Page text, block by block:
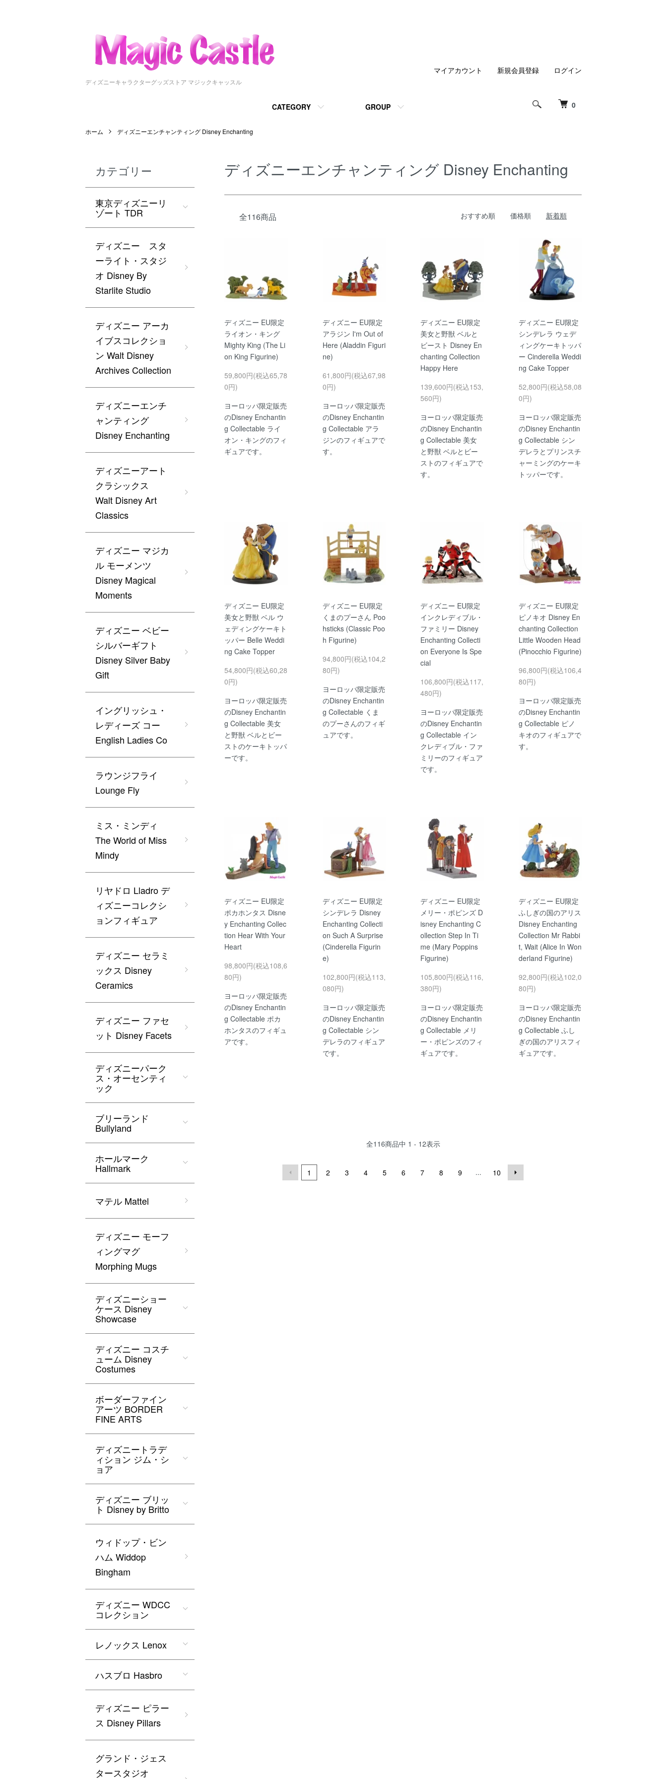
ディズニーキャラクターグッズストア マジックキャッスル
0
CATEGORY GROUP
マイアカウント 新規会員登録 ログイン
ホーム ディズニーエンチャンティング Disney Enchanting
ディズニーエンチャンティング Disney Enchanting
全116商品 おすすめ順 価格順 新着順
ディズニー EU限定
ライオン・キング
Mighty King (The Li
on King Figurine)
59,800円(税込65,78
0円)
ヨーロッパ限定販売
のDisney Enchantin
g Collectable ライ
オン・キングのフィ
ギュアです。
ディズニー EU限定
アラジン I'm Out of
Here (Aladdin Figuri
ne)
61,800円(税込67,98
0円)
ヨーロッパ限定販売
のDisney Enchantin
g Collectable アラ
ジンのフィギュアで
す。
ディズニー EU限定
美女と野獣 ベルと
ビースト Disney En
chanting Collection
Happy Here
139,600円(税込153,
560円)
ヨーロッパ限定販売
のDisney Enchantin
g Collectable 美女
と野獣 ベルとビー
ストのフィギュアで
す。
ディズニー EU限定
シンデレラ ウェデ
ィングケーキトッパ
ー Cinderella Weddi
ng Cake Topper
52,800円(税込58,08
0円)
ヨーロッパ限定販売
のDisney Enchantin
g Collectable シン
デレラとプリンスチ
ャーミングのケーキ
トッパーです。
ディズニー EU限定
美女と野獣 ベル ウ
ェディングケーキト
ッパー Belle Weddi
ng Cake Topper
54,800円(税込60,28
0円)
ヨーロッパ限定販売
のDisney Enchantin
g Collectable 美女
と野獣 ベルとビー
ストのケーキトッパ
ーです。
ディズニー EU限定
くまのプーさん Poo
hsticks (Classic Poo
h Figurine)
94,800円(税込104,2
80円)
ヨーロッパ限定販売
のDisney Enchantin
g Collectable くま
のプーさんのフィギ
ュアです。
ディズニー EU限定
インクレディブル・
ファミリー Disney
Enchanting Collecti
on Everyone Is Spe
cial
106,800円(税込117,
480円)
ヨーロッパ限定販売
のDisney Enchantin
g Collectable イン
クレディブル・ファ
ミリーのフィギュア
です。
ディズニー EU限定
ピノキオ Disney En
chanting Collection
Little Wooden Head
(Pinocchio Figurine)
96,800円(税込106,4
80円)
ヨーロッパ限定販売
のDisney Enchantin
g Collectable ピノ
キオのフィギュアで
す。
ディズニー EU限定
ポカホンタス Disne
y Enchanting Collec
tion Hear With Your
Heart
98,800円(税込108,6
80円)
ヨーロッパ限定販売
のDisney Enchantin
g Collectable ポカ
ホンタスのフィギュ
アです。
ディズニー EU限定
シンデレラ Disney
Enchanting Collecti
on Such A Surprise
(Cinderella Figurin
e)
102,800円(税込113,
080円)
ヨーロッパ限定販売
のDisney Enchantin
g Collectable シン
デレラのフィギュア
です。
ディズニー EU限定
メリー・ポピンズ D
isney Enchanting C
ollection Step In Ti
me (Mary Poppins
Figurine)
105,800円(税込116,
380円)
ヨーロッパ限定販売
のDisney Enchantin
g Collectable メリ
ー・ポピンズのフィ
ギュアです。
ディズニー EU限定
ふしぎの国のアリス
Disney Enchanting
Collection Mr Rabbi
t, Wait (Alice In Won
derland Figurine)
92,800円(税込102,0
80円)
ヨーロッパ限定販売
のDisney Enchantin
g Collectable ふし
ぎの国のアリスフィ
ギュアです。
全116商品中 1 - 12表示
1 2 3 4 5 6 7 8 9 ... 10
カテゴリー
東京ディズニーリ
ゾート TDR
ディズニー スタ
ーライト・スタジ
オ Disney By
Starlite Studio
ディズニー アーカ
イブスコレクショ
ン Walt Disney
Archives Collection
ディズニーエンチ
ャンティング
Disney Enchanting
ディズニーアート
クラシックス
Walt Disney Art
Classics
ディズニー マジカ
ル モーメンツ
Disney Magical
Moments
ディズニー ベビー
シルバーギフト
Disney Silver Baby
Gift
イングリッシュ・
レディーズ コー
English Ladies Co
ラウンジフライ
Lounge Fly
ミス・ミンディ
The World of Miss
Mindy
リヤドロ Lladro デ
ィズニーコレクシ
ョンフィギュア
ディズニー セラミ
ックス Disney
Ceramics
ディズニー ファセ
ット Disney Facets
ディズニーパーク
ス・オーセンティ
ック
ブリーランド
Bullyland
ホールマーク
Hallmark
マテル Mattel
ディズニー モーフ
ィングマグ
Morphing Mugs
ディズニーショー
ケース Disney
Showcase
ディズニー コスチ
ューム Disney
Costumes
ボーダーファイン
アーツ BORDER
FINE ARTS
ディズニートラデ
ィション ジム・シ
ョア
ディズニー ブリッ
ト Disney by Britto
ウィドップ・ビン
ハム Widdop
Bingham
ディズニー WDCC
コレクション
レノックス Lenox
ハスブロ Hasbro
ディズニー ピラー
ス Disney Pillars
グランド・ジェス
タースタジオ